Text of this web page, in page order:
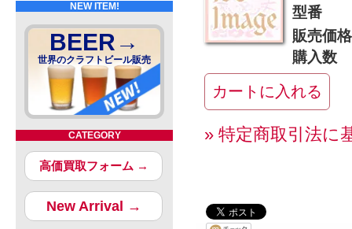
NEW ITEM!
BEER→
世界のクラフトビール販売
CATEGORY
高価買取フォーム →
New Arrival →
型番
販売価格
購入数
» 特定商取引法に